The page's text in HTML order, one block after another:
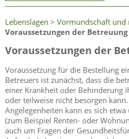
Lebenslagen > Vormundschaft und
Voraussetzungen der Betreuung
Voraussetzungen der
Voraussetzung für die Bestellung
Betreuers ist zunächst, dass die
einer Krankheit oder Behinderung
oder teilweise nicht besorgen
Angelegenheiten kann es sich
(zum Beispiel Renten- oder
auch um Fragen der